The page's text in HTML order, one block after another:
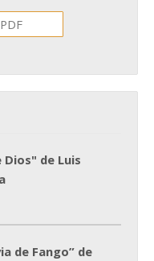
Dios" de Luis
de Fango” de